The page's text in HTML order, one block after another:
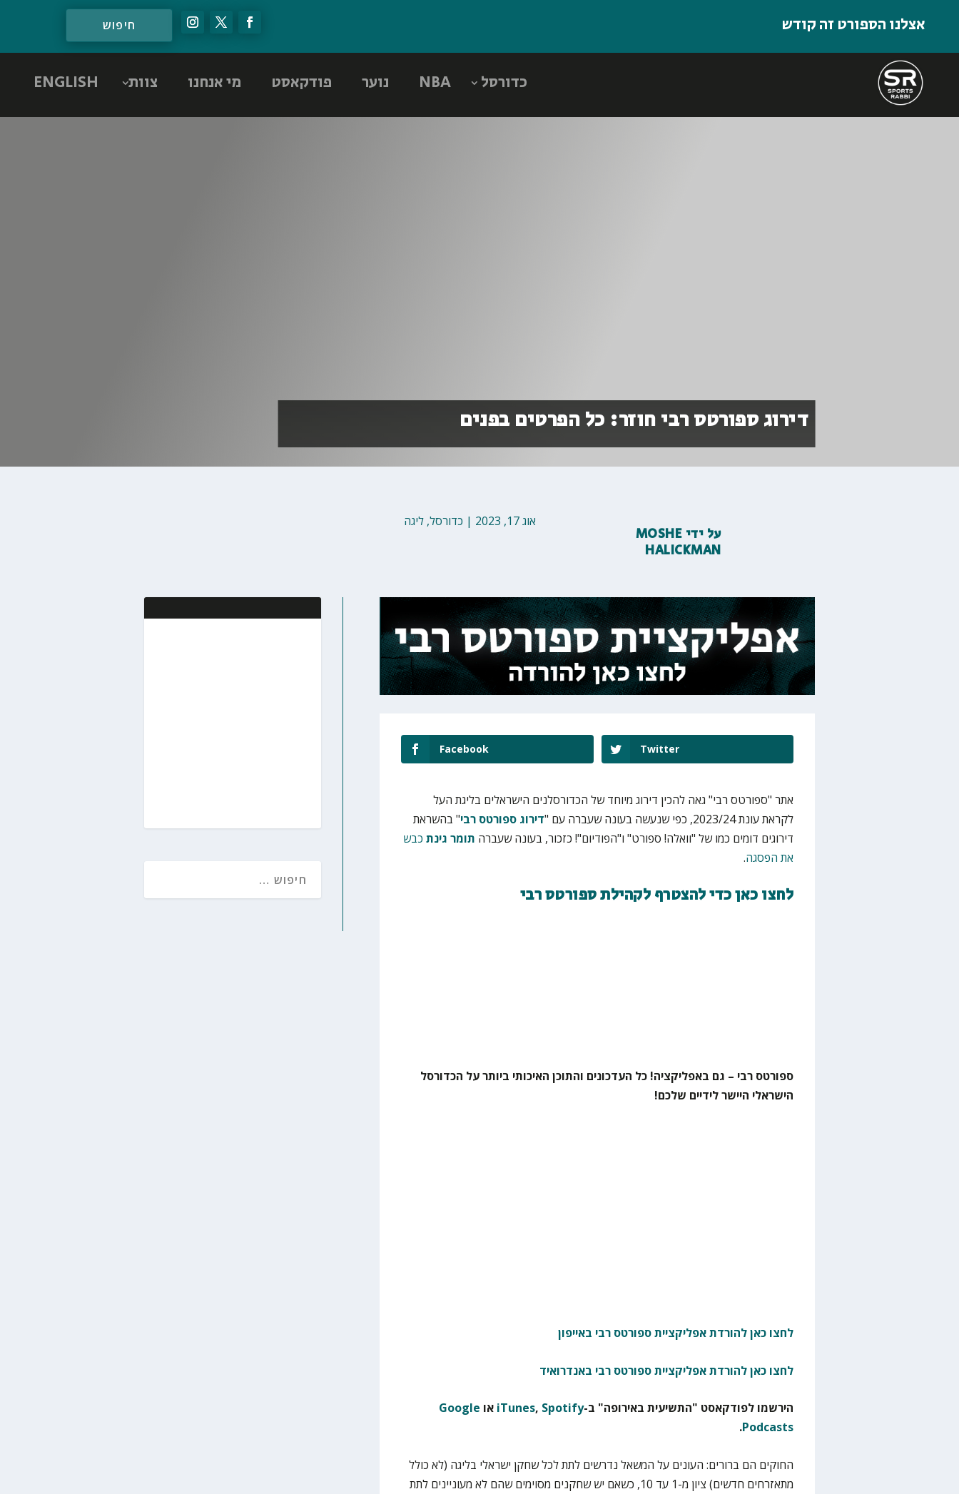
אצלנו הספורט זה קודש
כדורסל NBA נוער פודקאסט מי אנחנו צוות ENGLISH
דירוג ספורטס רבי חוזר: כל הפרטים בפנים
אוג 17, 2023 | כדורסל,ליגה
על ידי MOSHE
HALICKMAN
Facebook Twitter
אתר "ספורטס רבי" גאה להכין דירוג מיוחד של הכדורסלנים הישראלים בליגת העל
לקראת עונת 2023/24, כפי שנעשה בעונה שעברה עם "
דירוג ספורטס רבי" בהשראת
דירוגים דומים כמו של "וואלה! ספורט" ו"הפודיום"! כזכור, בעונה שעברה תומר גינתכבש
את הפסגה.
לחצו כאן כדי להצטרף לקהילת ספורטס רבי
ספורטס רבי – גם באפליקציה! כל העדכונים והתוכן האיכותי ביותר על הכדורסל
הישראלי היישר לידיים שלכם!
לחצו כאן להורדת אפליקציית ספורטס רבי באייפון
לחצו כאן להורדת אפליקציית ספורטס רבי באנדרואיד
הירשמו לפודקאסט "התשיעית באירופה" ב- iTunes, Spotify או Google
Podcasts
.
החוקים הם ברורים: העונים על המשאל נדרשים לתת לכל שחקן ישראלי בליגה (לא כולל
מתאזרחים חדשים) ציון מ-1 עד 10, כשאם יש שחקנים מסוימים שהם לא מעוניינים לתת